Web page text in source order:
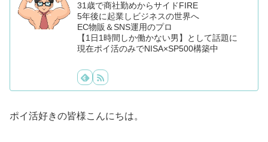
31歳で商社勤めからサイドFIRE
5年後に起業しビジネスの世界へ
EC物販＆SNS運用のプロ
【1日1時間しか働かない男】として話題に
現在ポイ活のみでNISA×SP500構築中
ポイ活好きの皆様こんにちは。